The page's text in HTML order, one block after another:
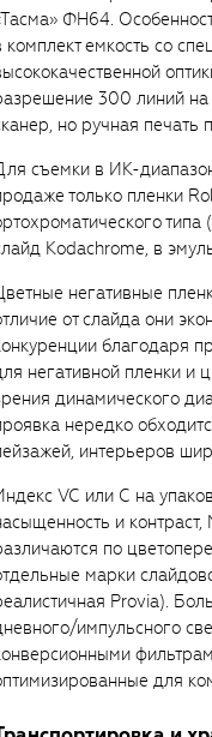
ФН64.
комплект емкость со
300 линий
но ручная печать
съемки в ИК-
только пленки
Kodachrome, в
негативные
от слайда они
благодаря
негативной пленки и
динамического
нередко
интерьеров
VC или C на
и
по
марки
Provia).
импульсного
для